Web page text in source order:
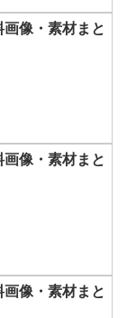
像・素材まと
像・素材まと
像・素材まと